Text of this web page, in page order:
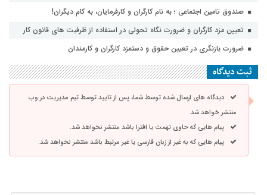
صندوق تامین اجتماعی ؛ به نام کارگران و کارفرمایان، به کام دیگران!
تعیین مزد کارگران و ضرورت نگاه تحولی در استفاده از ظرفیت های قانون کار
ضرورت بازنگری در تعیین حقوق و دستمزد کارگران و کارمندان
ثبت دیدگاه
دیدگاه های ارسال شده توسط شما، پس از تایید توسط تیم مدیریت در وب
منتشر خواهد شد.
پیام هایی که حاوی تهمت یا افترا باشد منتشر نخواهد شد.
پیام هایی که به غیر از زبان فارسی یا غیر مرتبط باشد منتشر نخواهد شد.